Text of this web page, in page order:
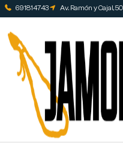
691814743 Av. Ramón y Cajal,